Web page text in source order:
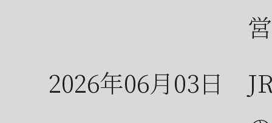
2026年06月03日